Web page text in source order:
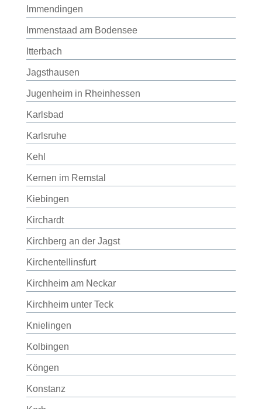
Immendingen
Immenstaad am Bodensee
Itterbach
Jagsthausen
Jugenheim in Rheinhessen
Karlsbad
Karlsruhe
Kehl
Kernen im Remstal
Kiebingen
Kirchardt
Kirchberg an der Jagst
Kirchentellinsfurt
Kirchheim am Neckar
Kirchheim unter Teck
Knielingen
Kolbingen
Köngen
Konstanz